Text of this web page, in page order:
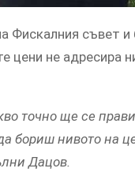
съвет
цени не адресира
точно ще се
бориш нивото на
Дацов.